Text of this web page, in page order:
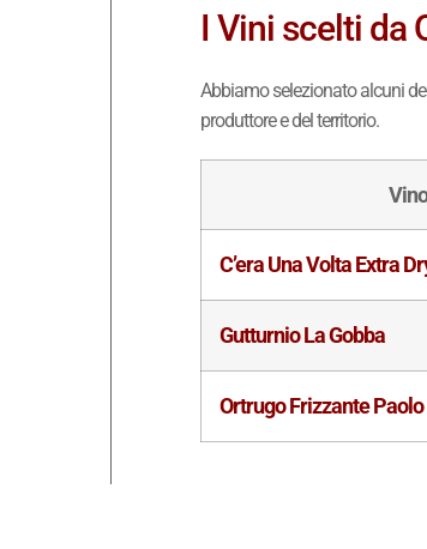
I Vini scelti da
Abbiamo selezionato alcuni
produttore e del territorio.
Vino
C’era Una Volta Extra
Gutturnio La Gobba
Ortrugo Frizzante Paolo